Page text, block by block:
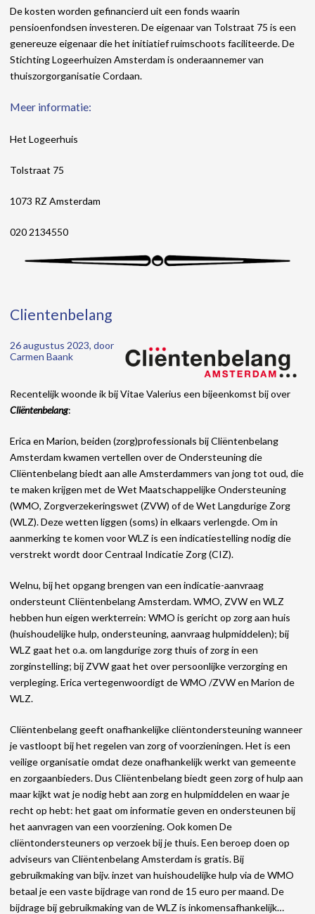
De kosten worden gefinancierd uit een fonds waarin
pensioenfondsen investeren. De eigenaar van Tolstraat 75 is een
genereuze eigenaar die het initiatief ruimschoots faciliteerde. De
Stichting Logeerhuizen Amsterdam is onderaannemer van
thuiszorgorganisatie Cordaan.
Meer informatie:
Het Logeerhuis
Tolstraat 75
1073 RZ Amsterdam
020 2134550
Clientenbelang
26 augustus 2023, door
Carmen Baank
Recentelijk woonde ik bij Vitae Valerius een bijeenkomst bij over
Cliëntenbelang:
Erica en Marion, beiden (zorg)professionals bij Cliëntenbelang
Amsterdam kwamen vertellen over de Ondersteuning die
Cliëntenbelang biedt aan alle Amsterdammers van jong tot oud, die
te maken krijgen met de Wet Maatschappelijke Ondersteuning
(WMO, Zorgverzekeringswet (ZVW) of de Wet Langdurige Zorg
(WLZ). Deze wetten liggen (soms) in elkaars verlengde. Om in
aanmerking te komen voor WLZ is een indicatiestelling nodig die
verstrekt wordt door Centraal Indicatie Zorg (CIZ).
Welnu, bij het opgang brengen van een indicatie-aanvraag
ondersteunt Cliëntenbelang Amsterdam. WMO, ZVW en WLZ
hebben hun eigen werkterrein: WMO is gericht op zorg aan huis
(huishoudelijke hulp, ondersteuning, aanvraag hulpmiddelen); bij
WLZ gaat het o.a. om langdurige zorg thuis of zorg in een
zorginstelling; bij ZVW gaat het over persoonlijke verzorging en
verpleging. Erica vertegenwoordigt de WMO /ZVW en Marion de
WLZ.
Cliëntenbelang geeft onafhankelijke cliëntondersteuning wanneer
je vastloopt bij het regelen van zorg of voorzieningen. Het is een
veilige organisatie omdat deze onafhankelijk werkt van gemeente
en zorgaanbieders. Dus Cliëntenbelang biedt geen zorg of hulp aan
maar kijkt wat je nodig hebt aan zorg en hulpmiddelen en waar je
recht op hebt: het gaat om informatie geven en ondersteunen bij
het aanvragen van een voorziening. Ook komen De
cliëntondersteuners op verzoek bij je thuis. Een beroep doen op
adviseurs van Cliëntenbelang Amsterdam is gratis. Bij
gebruikmaking van bijv. inzet van huishoudelijke hulp via de WMO
betaal je een vaste bijdrage van rond de 15 euro per maand. De
bijdrage bij gebruikmaking van de WLZ is inkomensafhankelijk…